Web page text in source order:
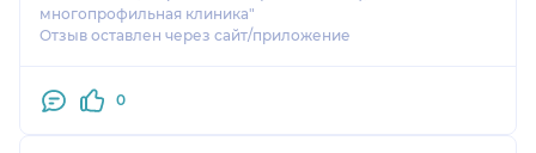
многопрофильная клиника"
Отзыв оставлен через сайт/приложение
0